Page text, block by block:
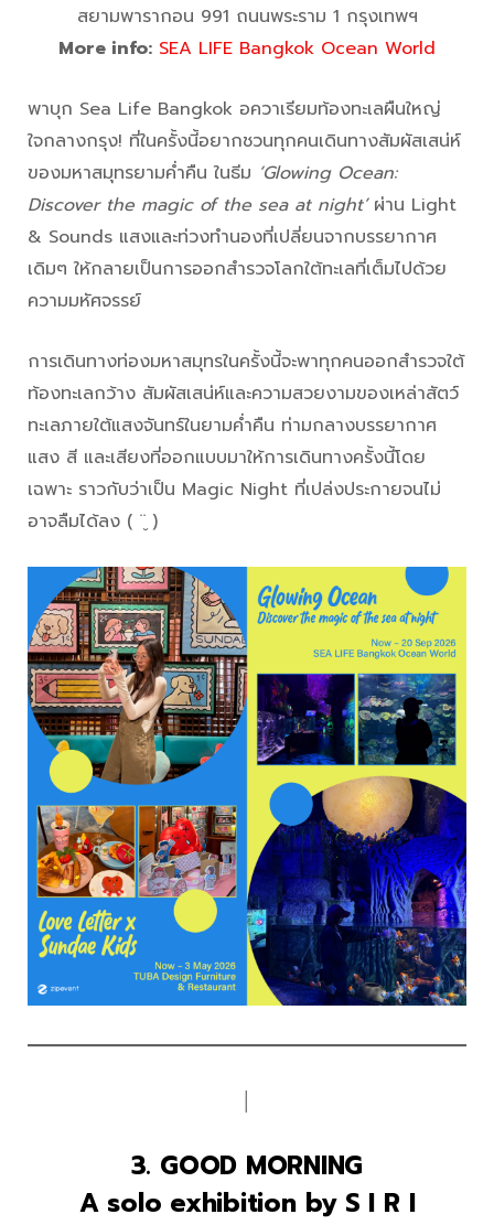
สยามพารากอน 991 ถนนพระราม 1 กรุงเทพฯ
More info: SEA LIFE Bangkok Ocean World
พาบุก Sea Life Bangkok อควาเรียมท้องทะเลผืนใหญ่
ใจกลางกรุง! ที่ในครั้งนี้อยากชวนทุกคนเดินทางสัมผัสเสน่ห์
ของมหาสมุทรยามค่ำคืน ในธีม ‘Glowing Ocean:
Discover the magic of the sea at night’ผ่าน Light
& Sounds แสงและท่วงทำนองที่เปลี่ยนจากบรรยากาศ
เดิมๆ ให้กลายเป็นการออกสำรวจโลกใต้ทะเลที่เต็มไปด้วย
ความมหัศจรรย์
การเดินทางท่องมหาสมุทรในครั้งนี้จะพาทุกคนออกสำรวจใต้
ท้องทะเลกว้าง สัมผัสเสน่ห์และความสวยงามของเหล่าสัตว์
ทะเลภายใต้แสงจันทร์ในยามค่ำคืน ท่ามกลางบรรยากาศ
แสง สี และเสียงที่ออกแบบมาให้การเดินทางครั้งนี้โดย
เฉพาะ ราวกับว่าเป็น Magic Night ที่เปล่งประกายจนไม่
อาจลืมได้ลง ( ¨̮ )
3. GOOD MORNING
A solo exhibition by S I R I